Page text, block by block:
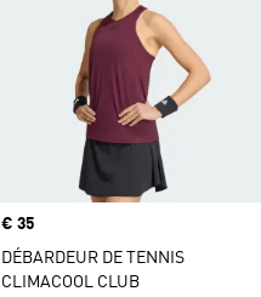
Prix
€ 35
DÉBARDEUR DE TENNIS
CLIMACOOL CLUB